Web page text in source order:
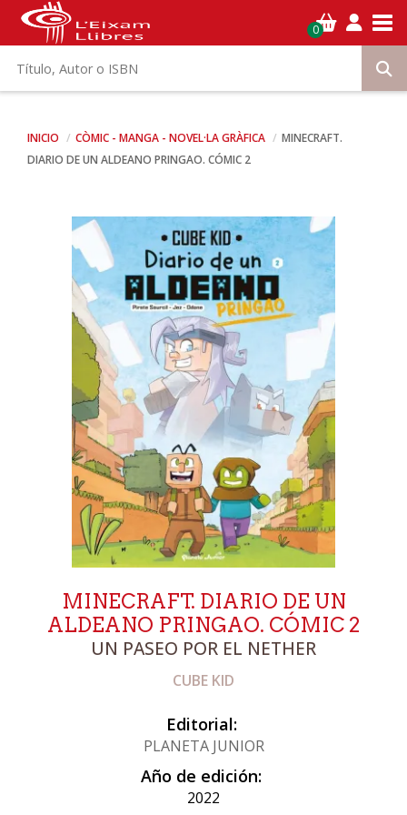
0
INICIO CÒMIC - MANGA - NOVEL·LA GRÀFICA
MINECRAFT.
DIARIO DE UN ALDEANO PRINGAO. CÓMIC 2
MINECRAFT. DIARIO DE UN
ALDEANO PRINGAO. CÓMIC 2
UN PASEO POR EL NETHER
CUBE KID
Editorial:
PLANETA JUNIOR
Año de edición:
2022